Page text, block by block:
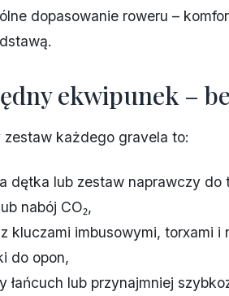
dopasowanie roweru –
ekwipunek –
zestaw każdego gravela to:
dętka lub zestaw naprawczy do
nabój CO₂,
kluczami imbusowymi, torxami i
do opon,
łańcuch lub przynajmniej